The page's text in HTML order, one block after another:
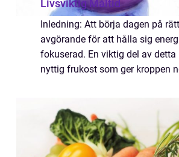
Livsviktig Måltid
Inledning: Att börja dagen på
avgörande för att hålla sig
fokuserad. En viktig del av detta
nyttig frukost som ger kroppen